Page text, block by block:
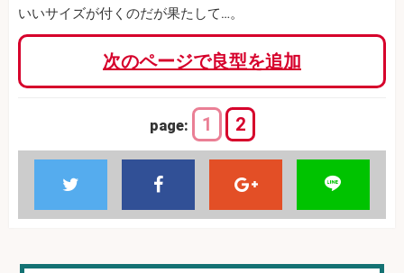
いいサイズが付くのだが果たして…。
次のページで良型を追加
page: 1 2